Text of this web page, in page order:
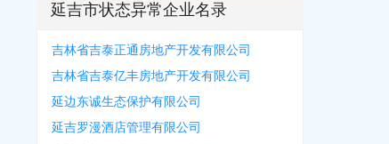
延吉市状态异常企业名录
吉林省吉泰正通房地产开发有限公司
吉林省吉泰亿丰房地产开发有限公司
延边东诚生态保护有限公司
延吉罗漫酒店管理有限公司